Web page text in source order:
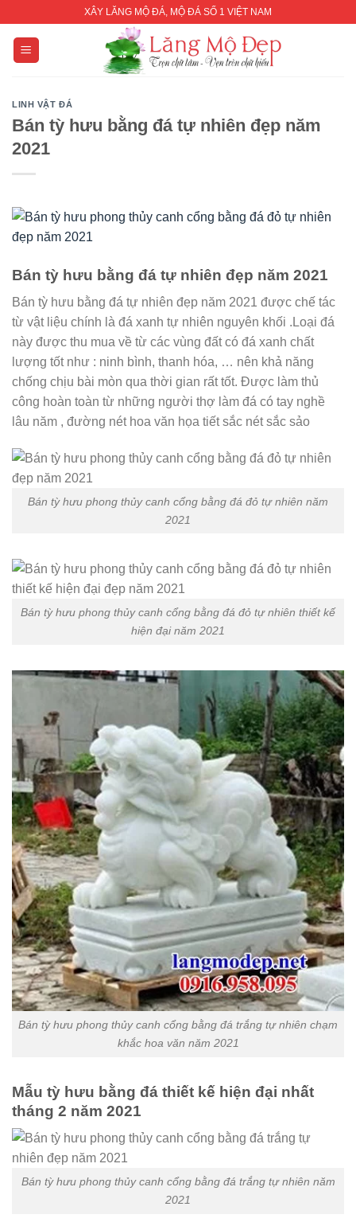
content
XÂY LĂNG MỘ ĐÁ, MỘ ĐÁ SỐ 1 VIỆT NAM
LINH VẬT ĐÁ
Bán tỳ hưu bằng đá tự nhiên đẹp năm
2021
Bán tỳ hưu bằng đá tự nhiên đẹp năm 2021
Bán tỳ hưu bằng đá tự nhiên đẹp năm 2021 được chế tác
từ vật liệu chính là đá xanh tự nhiên nguyên khối .Loại đá
này được thu mua về từ các vùng đất có đá xanh chất
lượng tốt như : ninh bình, thanh hóa, … nên khả năng
chống chịu bài mòn qua thời gian rất tốt. Được làm thủ
công hoàn toàn từ những người thợ làm đá có tay nghề
lâu năm , đường nét hoa văn họa tiết sắc nét sắc sảo
Bán tỳ hưu phong thủy canh cổng bằng đá đỏ tự nhiên năm
2021
Bán tỳ hưu phong thủy canh cổng bằng đá đỏ tự nhiên thiết kế
hiện đại năm 2021
Bán tỳ hưu phong thủy canh cổng bằng đá trắng tự nhiên chạm
khắc hoa văn năm 2021
Mẫu tỳ hưu bằng đá thiết kế hiện đại nhất
tháng 2 năm 2021
Bán tỳ hưu phong thủy canh cổng bằng đá trắng tự nhiên năm
2021